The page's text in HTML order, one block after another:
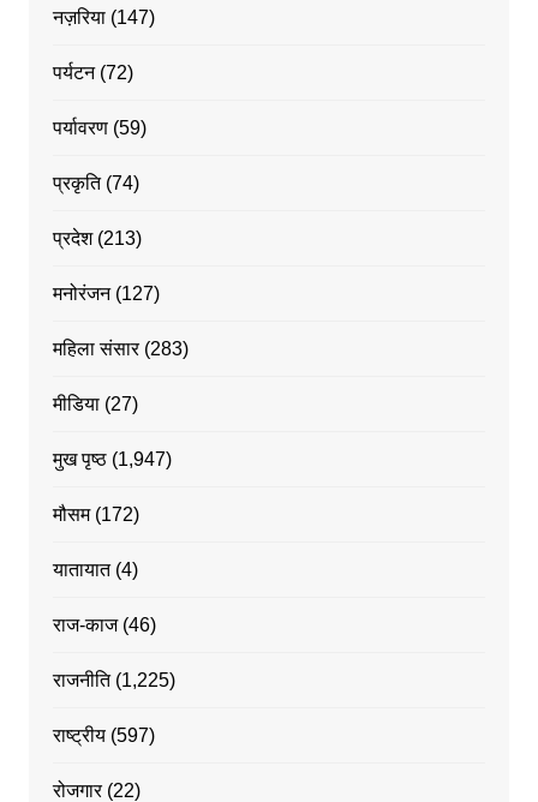
नज़रिया(147)
पर्यटन(72)
पर्यावरण(59)
प्रकृति(74)
प्रदेश(213)
मनोरंजन(127)
महिला संसार(283)
मीडिया(27)
मुख पृष्ठ(1,947)
मौसम(172)
यातायात(4)
राज-काज(46)
राजनीति(1,225)
राष्ट्रीय(597)
रोजगार(22)